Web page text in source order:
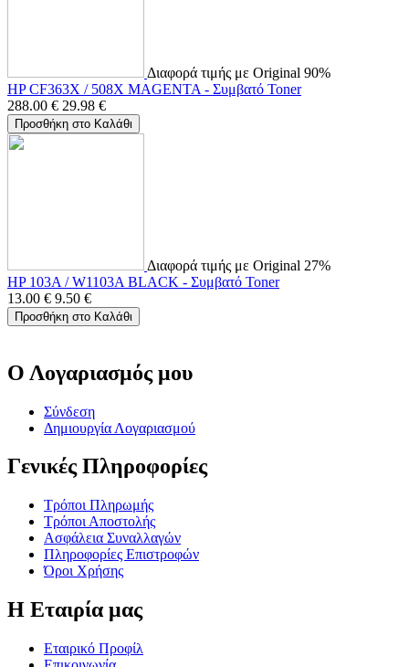
Διαφορά τιμής με Original 90%
HP CF363X / 508X MAGENTA - Συμβατό Toner
288.00 € 29.98 €
Προσθήκη στο Καλάθι
Διαφορά τιμής με Original 27%
HP 103A / W1103A BLACK - Συμβατό Toner
13.00 € 9.50 €
Προσθήκη στο Καλάθι
Ο Λογαριασμός μου
Σύνδεση
Δημιουργία Λογαριασμού
Γενικές Πληροφορίες
Τρόποι Πληρωμής
Τρόποι Αποστολής
Ασφάλεια Συναλλαγών
Πληροφορίες Επιστροφών
Όροι Χρήσης
Η Εταιρία μας
Εταιρικό Προφίλ